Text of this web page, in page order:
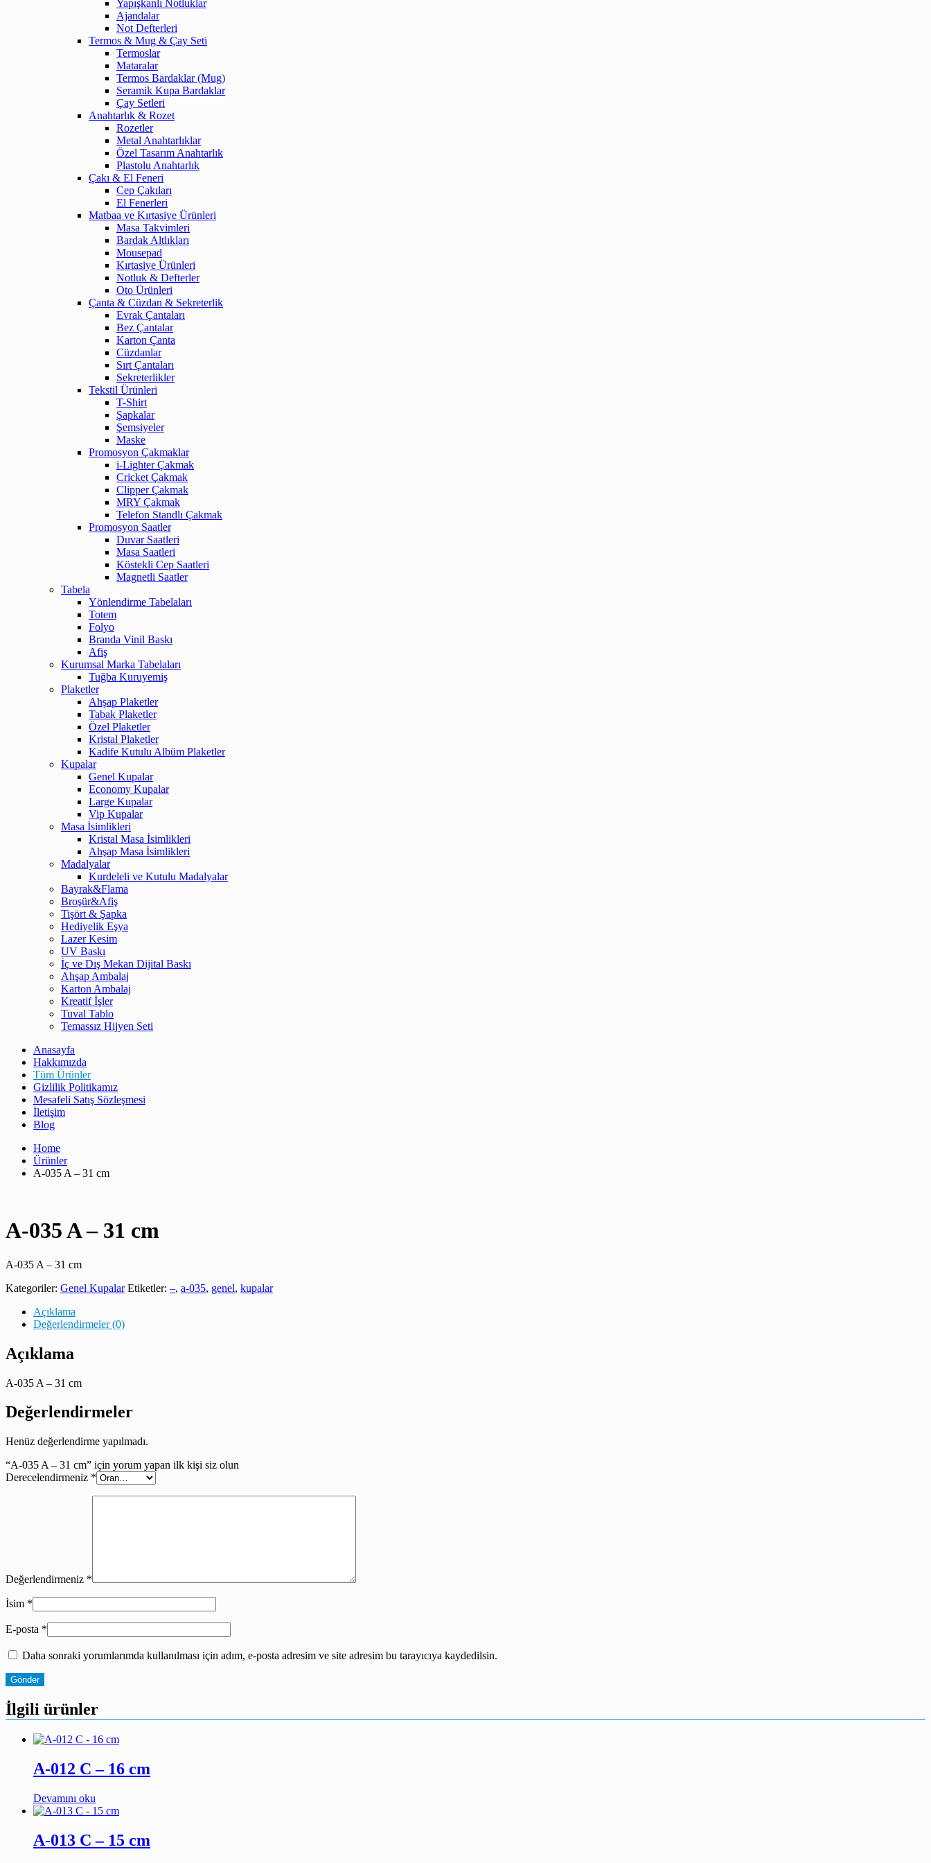
Yapışkanlı Notluklar
Ajandalar
Not Defterleri
Termos & Mug & Çay Seti
Termoslar
Mataralar
Termos Bardaklar (Mug)
Seramik Kupa Bardaklar
Çay Setleri
Anahtarlık & Rozet
Rozetler
Metal Anahtarlıklar
Özel Tasarım Anahtarlık
Plastolu Anahtarlık
Çakı & El Feneri
Cep Çakıları
El Fenerleri
Matbaa ve Kırtasiye Ürünleri
Masa Takvimleri
Bardak Altlıkları
Mousepad
Kırtasiye Ürünleri
Notluk & Defterler
Oto Ürünleri
Çanta & Cüzdan & Sekreterlik
Evrak Çantaları
Bez Çantalar
Karton Çanta
Cüzdanlar
Sırt Çantaları
Sekreterlikler
Tekstil Ürünleri
T-Shirt
Şapkalar
Şemsiyeler
Maske
Promosyon Çakmaklar
i-Lighter Çakmak
Cricket Çakmak
Clipper Çakmak
MRY Çakmak
Telefon Standlı Çakmak
Promosyon Saatler
Duvar Saatleri
Masa Saatleri
Köstekli Cep Saatleri
Magnetli Saatler
Tabela
Yönlendirme Tabelaları
Totem
Folyo
Branda Vinil Baskı
Afiş
Kurumsal Marka Tabelaları
Tuğba Kuruyemiş
Plaketler
Ahşap Plaketler
Tabak Plaketler
Özel Plaketler
Kristal Plaketler
Kadife Kutulu Albüm Plaketler
Kupalar
Genel Kupalar
Economy Kupalar
Large Kupalar
Vip Kupalar
Masa İsimlikleri
Kristal Masa İsimlikleri
Ahşap Masa İsimlikleri
Madalyalar
Kurdeleli ve Kutulu Madalyalar
Bayrak&Flama
Broşür&Afiş
Tişört & Şapka
Hediyelik Eşya
Lazer Kesim
UV Baskı
İç ve Dış Mekan Dijital Baskı
Ahşap Ambalaj
Karton Ambalaj
Kreatif İşler
Tuval Tablo
Temassız Hijyen Seti
Anasayfa
Hakkımızda
Tüm Ürünler
Gizlilik Politikamız
Mesafeli Satış Sözleşmesi
İletişim
Blog
Home
Ürünler
A-035 A – 31 cm
A-035 A – 31 cm
A-035 A – 31 cm
Kategoriler: Genel Kupalar Etiketler: –, a-035, genel, kupalar
Açıklama
Değerlendirmeler (0)
Açıklama
A-035 A – 31 cm
Değerlendirmeler
Henüz değerlendirme yapılmadı.
“A-035 A – 31 cm” için yorum yapan ilk kişi siz olun
Derecelendirmeniz *
Değerlendirmeniz *
İsim *
E-posta *
Daha sonraki yorumlarımda kullanılması için adım, e-posta adresim ve site adresim bu tarayıcıya kaydedilsin.
İlgili ürünler
A-012 C – 16 cm
Devamını oku
A-013 C – 15 cm